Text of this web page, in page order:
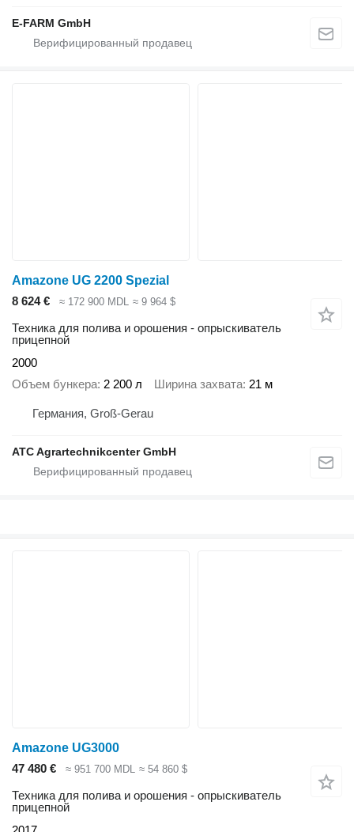
E-FARM GmbH
Amazone UG 2200 Spezial
8 624 €
≈ 172 900 MDL ≈ 9 964 $
Техника для полива и орошения - опрыскиватель
прицепной
2000
Объем бункера 2 200 л Ширина захвата 21 м
Германия, Groß-Gerau
ATC Agrartechnikcenter GmbH
Amazone UG3000
47 480 €
≈ 951 700 MDL ≈ 54 860 $
Техника для полива и орошения - опрыскиватель
прицепной